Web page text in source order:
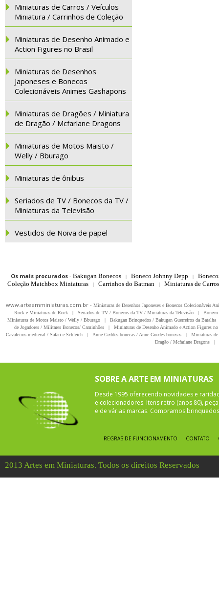
Miniaturas de Carros / Veículos
Miniatura / Carrinhos de Coleção
Miniaturas de Desenho Animado e
Action Figures no Brasil
Miniaturas de Desenhos
Japoneses e Bonecos
Colecionáveis Animes Gashapons
Miniaturas de Dragões / Miniatura
de Dragão / Mcfarlane Dragons
Miniaturas de Motos Maisto /
Welly / Bburago
Miniaturas de ônibus
Seriados de TV / Bonecos da TV /
Miniaturas da Televisão
Vestidos de Noiva de papel
Os mais procurados- Bakugan Bonecos | Boneco Johnny Depp |
Coleção Matchbox Miniaturas
| Carrinhos do Batman | Miniaturas de
www.arteemminiaturas.com.br - Miniaturas de Desenhos Japoneses e Bonecos Colecionáveis
Rock e Miniaturas de Rock
| Seriados de TV / Bonecos da TV / Miniaturas da Televisão |
Miniaturas de Motos Maisto / Welly / Bburago
| Bakugan Brinquedos / Bakugan Guerreiros da Batalha
de Jogadores / Militares Bonecos/ Caminhões
|
Miniaturas de Desenho Animado e Action Figures
Cavaleiros medieval / Safari e Schleich
| Anne Geddes bonecas / Anne Guedes bonecas |
Miniaturas
Dragão / Mcfarlane Dragons
|
SOBRE A ARTE EM MINIATURAS
Desde 1995 oferecendo novidades e
e colecionadores. Itens retro (anos 80),
e de várias marcas. Compramos
REGRAS DE FUNCIONAMENTO CONTATO
2013 Artes em Miniaturas. Todos os direitos Reservados